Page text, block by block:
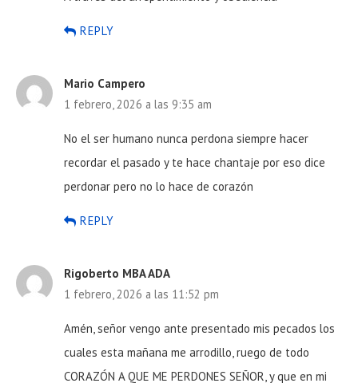
REPLY
Mario Campero
1 febrero, 2026 a las 9:35 am
No el ser humano nunca perdona siempre hacer
recordar el pasado y te hace chantaje por eso dice
perdonar pero no lo hace de corazón
REPLY
Rigoberto MBA ADA
1 febrero, 2026 a las 11:52 pm
Amén, señor vengo ante presentado mis pecados los
cuales esta mañana me arrodillo, ruego de todo
CORAZÓN A QUE ME PERDONES SEÑOR, y que en mi